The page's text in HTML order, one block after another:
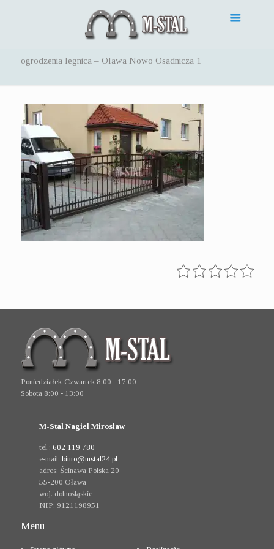
ogrodzenia legnica – Olawa Nowo Osadnicza 1
Poniedziałek-Czwartek 8:00 - 17:00
Sobota 8:00 - 13:00
M-Stal Nagieł Mirosław
tel.: 602 119 780
e-mail: biuro@mstal24.pl
adres: Ścinawa Polska 20
55-200 Oława
woj. dolnośląskie
NIP: 9121198951
Menu